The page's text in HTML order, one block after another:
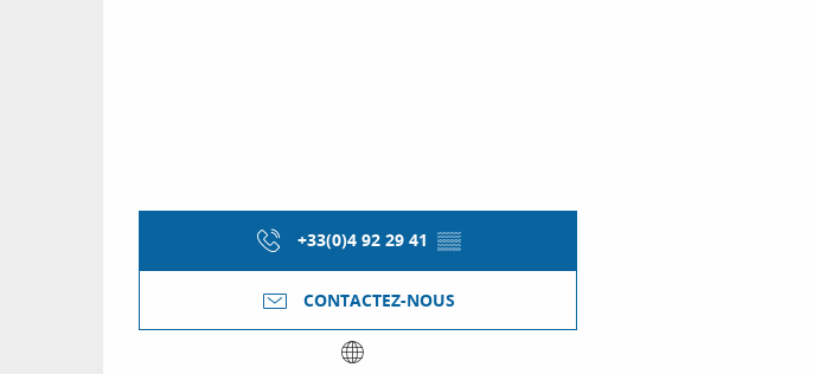
+33(0)4 92 29 41 ▒▒
CONTACTEZ-NOUS